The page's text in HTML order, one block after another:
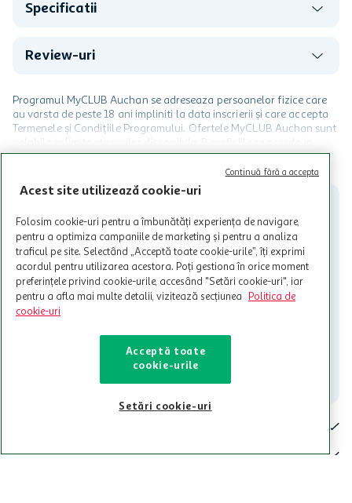
Specificatii
Review-uri
Programul MyCLUB Auchan se adreseaza persoanelor fizice care
au varsta de peste 18 ani impliniti la data inscrierii și care accepta
Termenele și Condițiile Programului. Ofertele MyCLUB Auchan sunt
limita a 12 unitati / card client o singura data in perioada promotiei.
Cardul poate fi utilizat doar in legatura cu magazinele Auchan
participante și pentru acțiuni promotionale indicate de Auchan si
nu raspunde pentru imposibilitatea utilizarii Cardului in perioada in
care aceste este suspendat sau in perioada in care sunt efectuate
intretineri sau reparatii tehnice la sistemul de utilizarea al Cardului.
CITESTE MAI MULT
Contacteaza-ne!
Iti stam mereu la dispozitie.
021-9141 contact@auchan.ro
Contact
Cine suntem
Acest site utilizează cookie-uri
Folosim cookie-uri pentru a îmbunătăți experiența de navigare,
pentru a optimiza campaniile de marketing și pentru a analiza
traficul pe site. Selectând „Acceptă toate cookie-urile”, îți exprimi
acordul pentru utilizarea acestora. Poți gestiona în orice moment
preferințele privind cookie-urile, accesând "Setări cookie-uri", iar
pentru a afla mai multe detalii, vizitează secțiunea
Politica de
cookie-uri
Acceptă toate
cookie-urile
Setări cookie-uri
Continuă fără a accepta